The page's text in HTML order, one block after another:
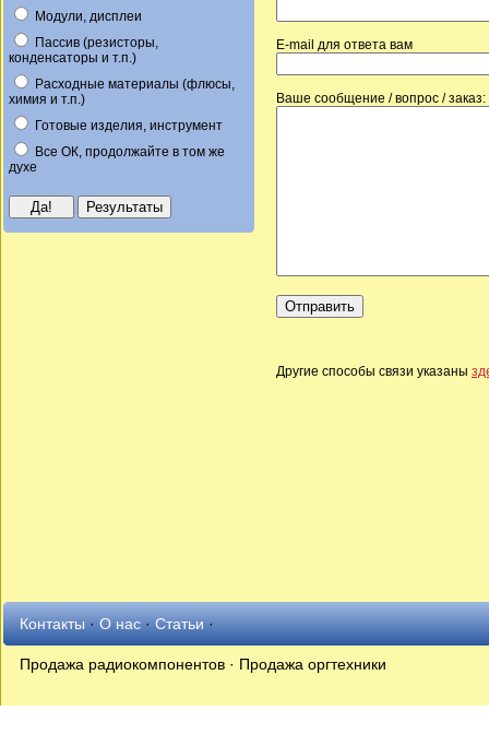
Модули, дисплеи
Пассив (резисторы,
конденсаторы и т.п.)
Расходные материалы (флюсы,
химия и т.п.)
Готовые изделия, инструмент
Все ОК, продолжайте в том же
духе
E-mail для ответа вам
Ваше сообщение / вопрос / заказ:
Другие способы связи указаны
Контакты·О нас·Статьи·
Продажа радиокомпонентов · Продажа оргтехники